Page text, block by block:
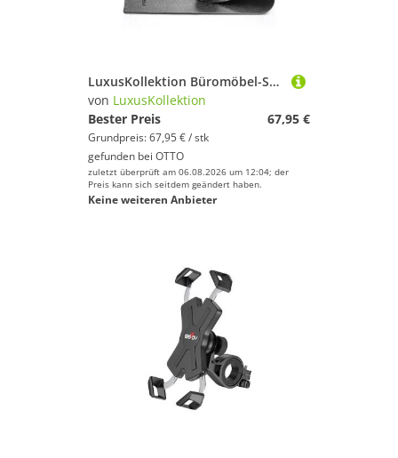
Stand-Up Paddling
Tischtennis
Turnen & Gymnastik
Volleyball
LuxusKollektion Büromöbel-Set Bodenschutzmatte Fitness 5mm für Laufband Cross Trainer Yoga 115x80cm
von LuxusKollektion
Bester Preis
67,95 €
Grundpreis: 67,95 € / stk
gefunden bei OTTO
zuletzt überprüft am 06.08.2026 um 12:04; der
Preis kann sich seitdem geändert haben.
Keine weiteren Anbieter